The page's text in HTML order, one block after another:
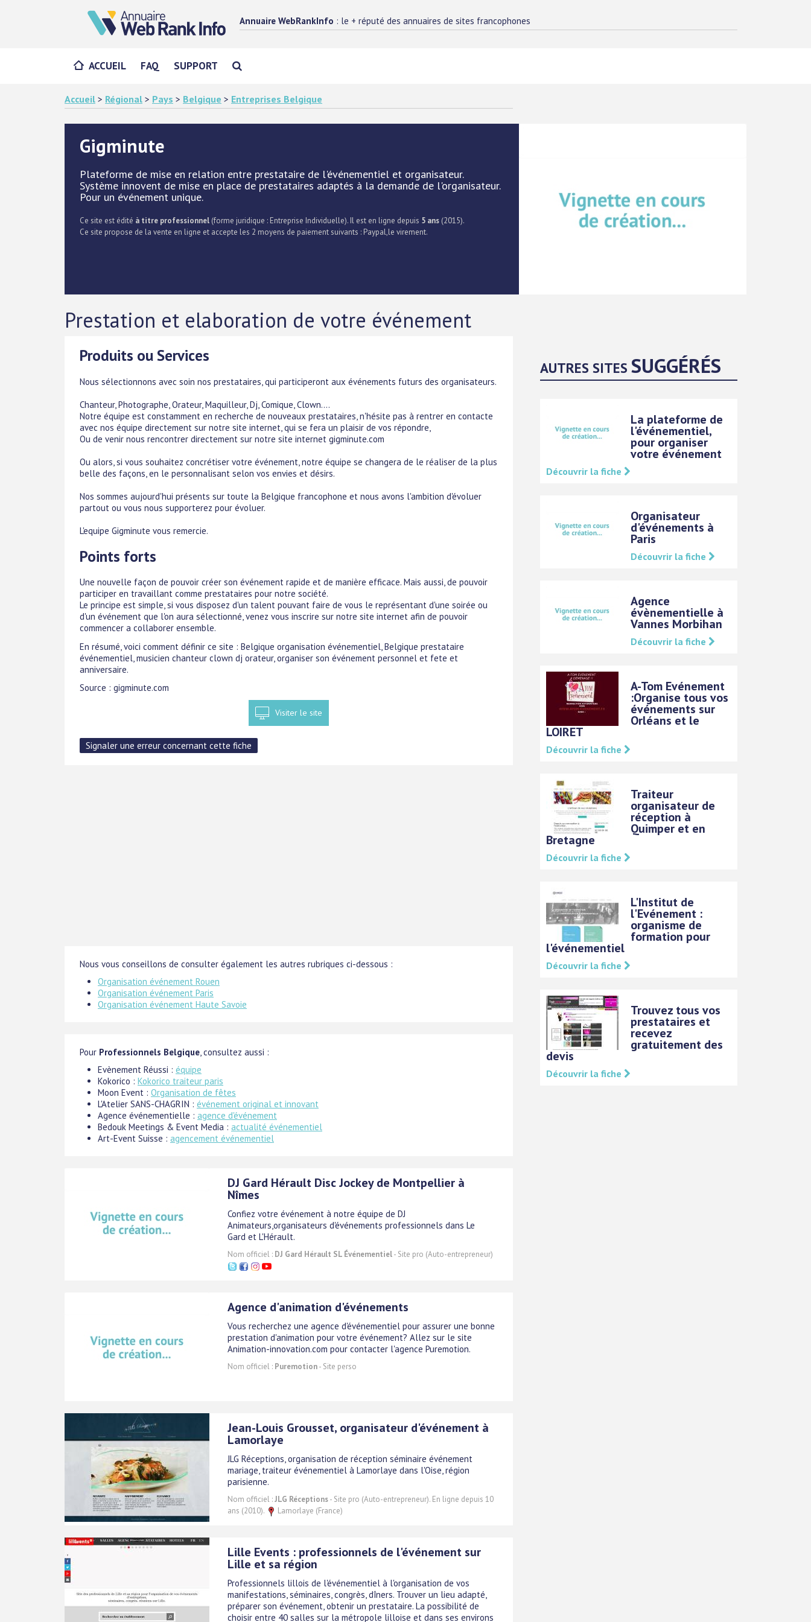
Annuaire WebRankInfo : le + réputé des annuaires de sites francophones
ACCUEIL FAQ SUPPORT
Accueil > Régional > Pays > Belgique > Entreprises Belgique
Gigminute
Plateforme de mise en relation entre prestataire de l'événementiel et organisateur.
Système innovent de mise en place de prestataires adaptés à la demande de l'organisateur.
Pour un événement unique.
Ce site est édité à titre professionnel (forme juridique : Entreprise Individuelle). Il est en ligne depuis 5 ans (2015).
Ce site propose de la vente en ligne et accepte les 2 moyens de paiement suivants : Paypal,le virement.
Prestation et elaboration de votre événement
Produits ou Services
Nous sélectionnons avec soin nos prestataires, qui participeront aux événements futurs des organisateurs.
Chanteur, Photographe, Orateur, Maquilleur, Dj, Comique, Clown....
Notre équipe est constamment en recherche de nouveaux prestataires, n'hésite pas à rentrer en contacte
avec nos équipe directement sur notre site internet, qui se fera un plaisir de vos répondre,
Ou de venir nous rencontrer directement sur notre site internet gigminute.com
Ou alors, si vous souhaitez concrétiser votre événement, notre équipe se changera de le réaliser de la plus
belle des façons, en le personnalisant selon vos envies et désirs.
Nos sommes aujourd'hui présents sur toute la Belgique francophone et nous avons l'ambition d'évoluer
partout ou vous nous supporterez pour évoluer.
L'equipe Gigminute vous remercie.
Points forts
Une nouvelle façon de pouvoir créer son événement rapide et de manière efficace. Mais aussi, de pouvoir
participer en travaillant comme prestataires pour notre société.
Le principe est simple, si vous disposez d'un talent pouvant faire de vous le représentant d'une soirée ou
d'un événement que l'on aura sélectionné, venez vous inscrire sur notre site internet afin de pouvoir
commencer a collaborer ensemble.
En résumé, voici comment définir ce site : Belgique organisation événementiel, Belgique prestataire
événementiel, musicien chanteur clown dj orateur, organiser son événement personnel et fete et
anniversaire.
Source : gigminute.com
Visiter le site
Nous vous conseillons de consulter également les autres rubriques ci-dessous :
Organisation événement Rouen
Organisation événement Paris
Organisation événement Haute Savoie
Pour Professionnels Belgique, consultez aussi :
Evènement Réussi : équipe
Kokorico : Kokorico traiteur paris
Moon Event : Organisation de fêtes
L'Atelier SANS-CHAGRIN : événement original et innovant
Agence événementielle : agence d'événement
Bedouk Meetings & Event Media : actualité événementiel
Art-Event Suisse : agencement événementiel
DJ Gard Hérault Disc Jockey de Montpellier à
Nîmes
Confiez votre événement à notre équipe de DJ
Animateurs,organisateurs d'événements professionnels dans Le
Gard et L'Hérault.
Nom officiel : DJ Gard Hérault SL Événementiel- Site pro (Auto-entrepreneur)
Agence d'animation d'événements
Vous recherchez une agence d'événementiel pour assurer une bonne
prestation d'animation pour votre événement? Allez sur le site
Animation-innovation.com pour contacter l'agence Puremotion.
Nom officiel : Puremotion- Site perso
Jean-Louis Grousset, organisateur d'événement à
Lamorlaye
JLG Réceptions, organisation de réception séminaire événement
mariage, traiteur événementiel à Lamorlaye dans l'Oise, région
parisienne.
Nom officiel :JLG Réceptions- Site pro (Auto-entrepreneur). En ligne depuis 10
ans (2010).
Lamorlaye (France)
Lille Events : professionnels de l'événement sur
Lille et sa région
Professionnels lillois de l'événementiel à l'organisation de vos
manifestations, séminaires, congrès, dîners. Trouver un lieu adapté,
préparer son événement, obtenir un prestataire. La possibilité de
choisir entre 40 salles sur la métropole lilloise et dans ses environs
AUTRES SITESSUGGÉRÉS
La plateforme de
l'événementiel,
pour organiser
votre événement
Découvrir la fiche
Organisateur
d'événements à
Paris
Découvrir la fiche
Agence
évènementielle à
Vannes Morbihan
Découvrir la fiche
A-Tom Evénement
:Organise tous vos
événements sur
Orléans et le
LOIRET
Découvrir la fiche
Traiteur
organisateur de
réception à
Quimper et en
Bretagne
Découvrir la fiche
L'Institut de
l'Evénement :
organisme de
formation pour
l'événementiel
Découvrir la fiche
Trouvez tous vos
prestataires et
recevez
gratuitement des
devis
Découvrir la fiche